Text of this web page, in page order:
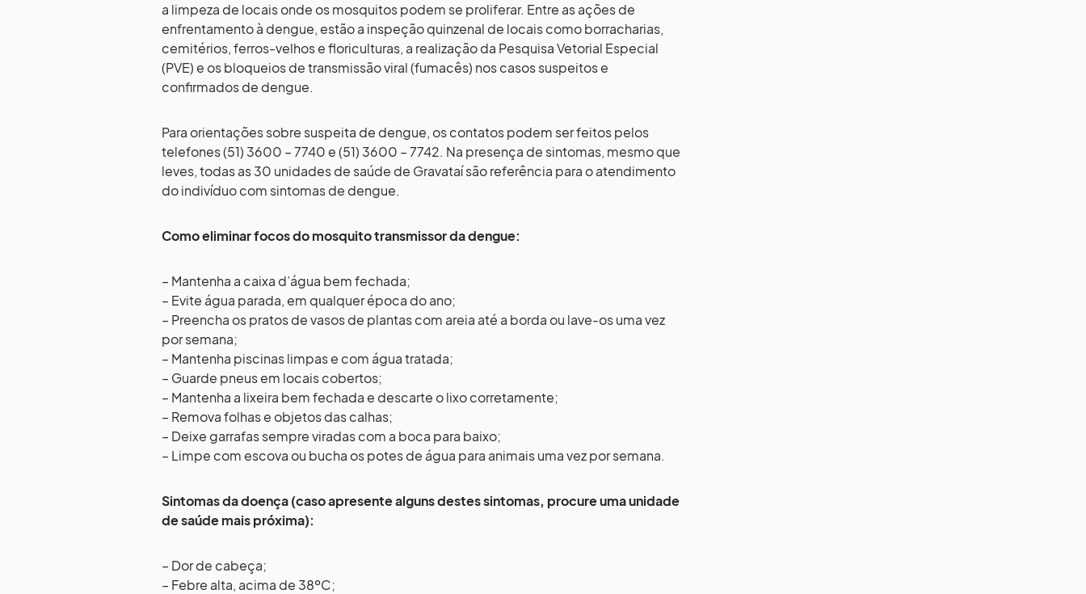
a limpeza de locais onde os mosquitos podem se proliferar. Entre as ações de
enfrentamento à dengue, estão a inspeção quinzenal de locais como borracharias,
cemitérios, ferros-velhos e floriculturas, a realização da Pesquisa Vetorial Especial
(PVE) e os bloqueios de transmissão viral (fumacês) nos casos suspeitos e
confirmados de dengue.
Para orientações sobre suspeita de dengue, os contatos podem ser feitos pelos
telefones (51) 3600 – 7740 e (51) 3600 – 7742. Na presença de sintomas, mesmo que
leves, todas as 30 unidades de saúde de Gravataí são referência para o atendimento
do indivíduo com sintomas de dengue.
Como eliminar focos do mosquito transmissor da dengue:
– Mantenha a caixa d’água bem fechada;
– Evite água parada, em qualquer época do ano;
– Preencha os pratos de vasos de plantas com areia até a borda ou lave-os uma vez
por semana;
– Mantenha piscinas limpas e com água tratada;
– Guarde pneus em locais cobertos;
– Mantenha a lixeira bem fechada e descarte o lixo corretamente;
– Remova folhas e objetos das calhas;
– Deixe garrafas sempre viradas com a boca para baixo;
– Limpe com escova ou bucha os potes de água para animais uma vez por semana.
Sintomas da doença (caso apresente alguns destes sintomas, procure uma unidade
de saúde mais próxima):
– Dor de cabeça;
– Febre alta, acima de 38ºC;